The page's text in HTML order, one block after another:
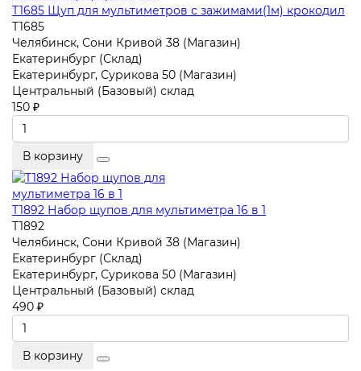
T1685 Щуп для мультиметров с зажимами(1м) крокодил
T1685
Челябинск, Сони Кривой 38 (Магазин)
Екатеринбург (Склад)
Екатеринбург, Сурикова 50 (Магазин)
Центральный (Базовый) склад
150 ₽
В корзину
T1892 Набор щупов для мультиметра 16 в 1
T1892
Челябинск, Сони Кривой 38 (Магазин)
Екатеринбург (Склад)
Екатеринбург, Сурикова 50 (Магазин)
Центральный (Базовый) склад
490 ₽
В корзину